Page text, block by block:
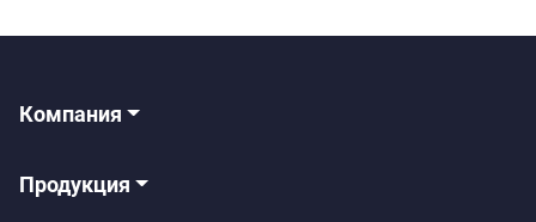
Компания
Продукция